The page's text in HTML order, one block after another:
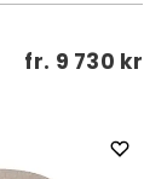
fr. 9 730 kr